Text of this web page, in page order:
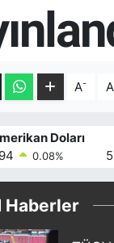
A- A
Doları
0.08%
Haberler